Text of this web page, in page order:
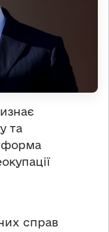
та
справ